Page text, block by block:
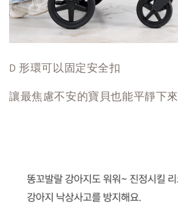
D 形環可以固定安全扣
讓最焦慮不安的寶貝也能平靜下來